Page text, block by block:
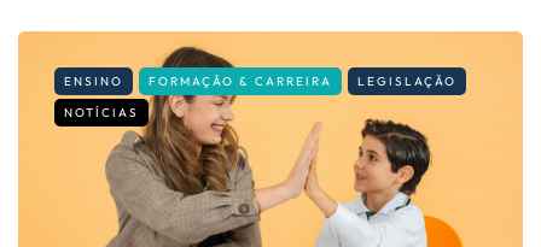
ENSINO FORMAÇÃO & CARREIRA
LEGISLAÇÃO
NOTÍCIAS